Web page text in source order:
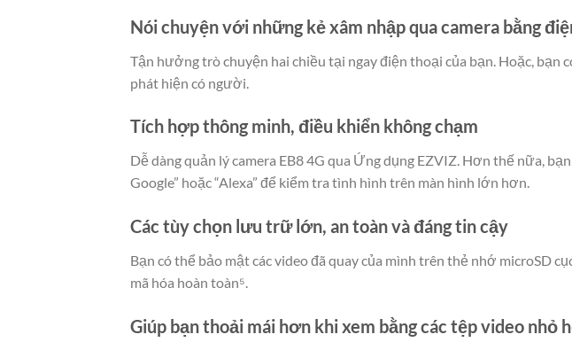
Nói chuyện với những kẻ xâm nhập qua camera bằng
Tận hưởng trò chuyện hai chiều tại ngay điện thoại của bạn. Hoặc,
phát hiện có người.
Tích hợp thông minh, điều khiển không chạm
Dễ dàng quản lý camera EB8 4G qua Ứng dụng EZVIZ. Hơn thế nữa,
Google” hoặc “Alexa” để kiểm tra tình hình trên màn hình lớn hơn.
Các tùy chọn lưu trữ lớn, an toàn và đáng tin cậy
Bạn có thể bảo mật các video đã quay của mình trên thẻ nhớ microSD
mã hóa hoàn toàn⁵.
Giúp bạn thoải mái hơn khi xem bằng các tệp video nhỏ